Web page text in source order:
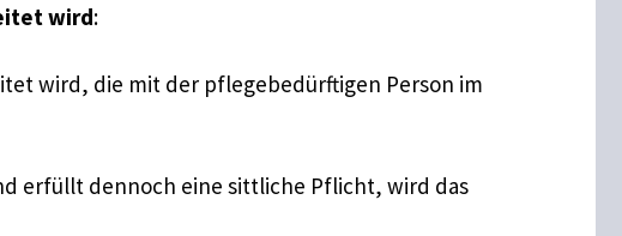
wird:
wird, die mit der pflegebedürftigen Person im
erfüllt dennoch eine sittliche Pflicht, wird das